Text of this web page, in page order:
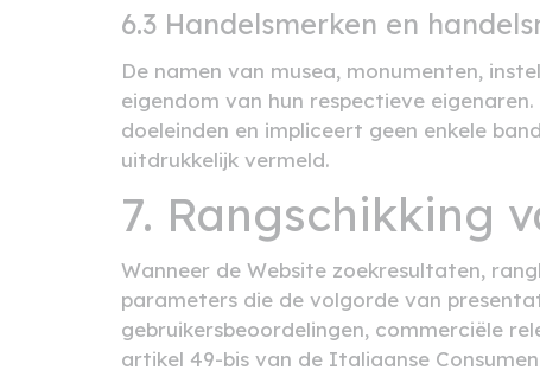
6.3 Handelsmerken en
De namen van musea, monumenten,
eigendom van hun respectieve
doeleinden en impliceert geen enkele
uitdrukkelijk vermeld.
7. Rangschikking
Wanneer de Website zoekresultaten,
parameters die de volgorde van
gebruikersbeoordelingen, commerciële
artikel 49-bis van de Italiaanse